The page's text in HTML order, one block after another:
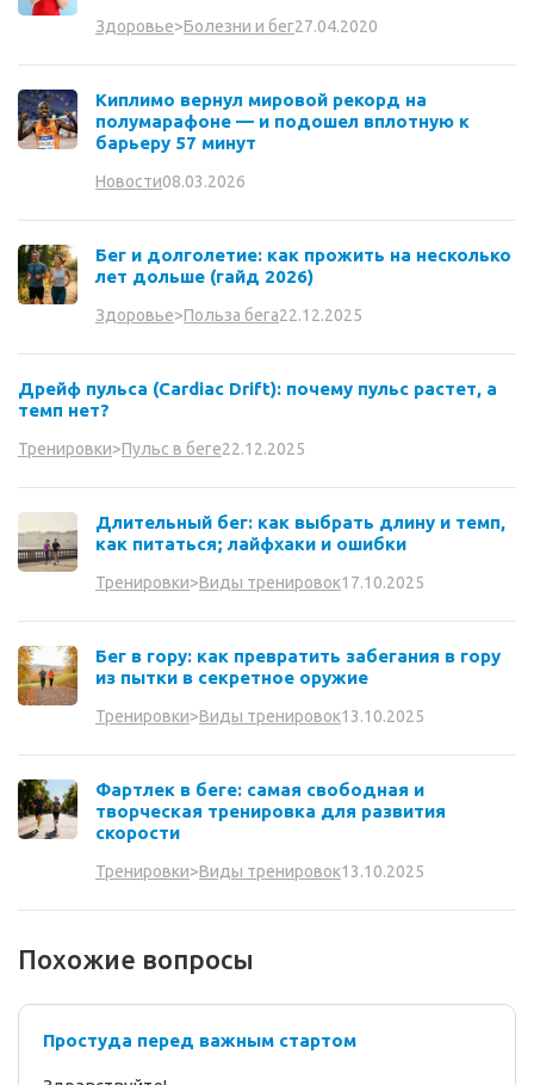
Здоровье>Болезни и бег27.04.2020
Киплимо вернул мировой рекорд на
полумарафоне — и подошел вплотную к
барьеру 57 минут
Новости08.03.2026
Бег и долголетие: как прожить на несколько
лет дольше (гайд 2026)
Здоровье>Польза бега22.12.2025
Дрейф пульса (Cardiac Drift): почему пульс растет, а
темп нет?
Тренировки>Пульс в беге22.12.2025
Длительный бег: как выбрать длину и темп,
как питаться; лайфхаки и ошибки
Тренировки>Виды тренировок17.10.2025
Бег в гору: как превратить забегания в гору
из пытки в секретное оружие
Тренировки>Виды тренировок13.10.2025
Фартлек в беге: самая свободная и
творческая тренировка для развития
скорости
Тренировки>Виды тренировок13.10.2025
Похожие вопросы
Простуда перед важным стартом